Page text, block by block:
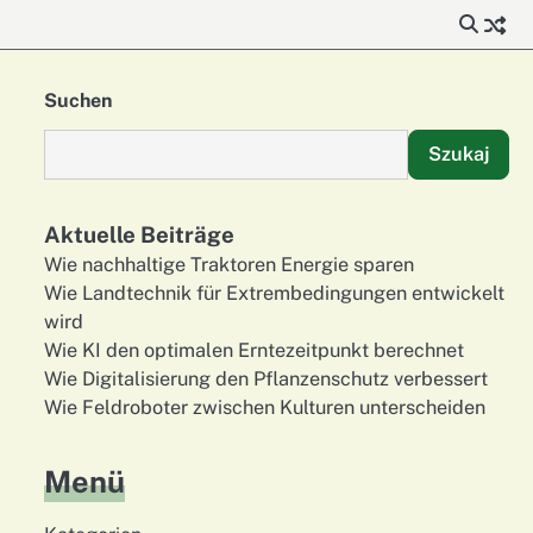
Suchen
Szukaj
Aktuelle Beiträge
Wie nachhaltige Traktoren Energie sparen
Wie Landtechnik für Extrembedingungen entwickelt
wird
Wie KI den optimalen Erntezeitpunkt berechnet
Wie Digitalisierung den Pflanzenschutz verbessert
Wie Feldroboter zwischen Kulturen unterscheiden
Menü